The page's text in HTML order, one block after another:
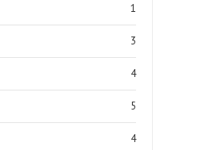
1
3
4
5
4